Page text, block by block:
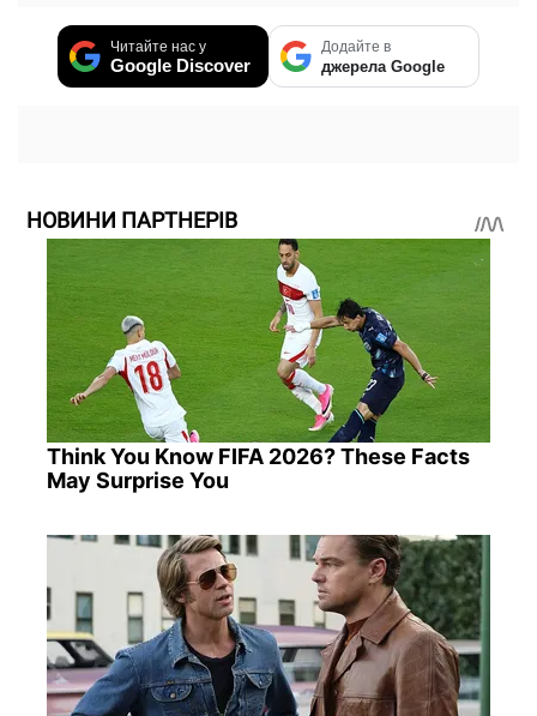
Читайте нас у
Google Discover
Додайте в
джерела Google
НОВИНИ ПАРТНЕРІВ
Think You Know FIFA 2026? These Facts
May Surprise You